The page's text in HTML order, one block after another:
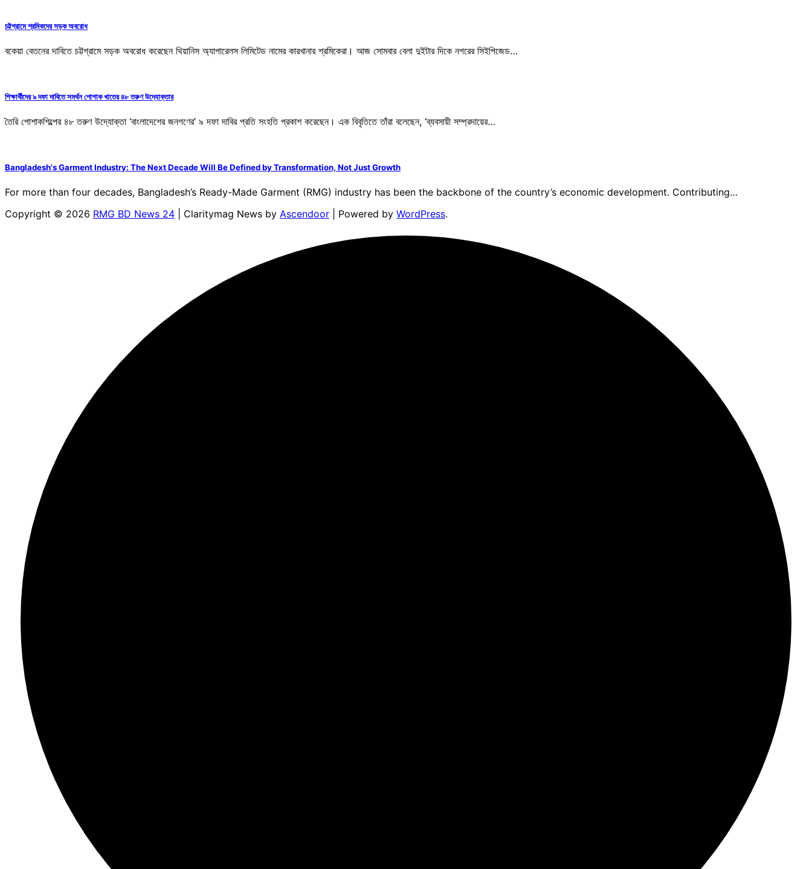
চট্টগ্রামে শ্রমিকদের সড়ক অবরোধ
বকেয়া বেতনের দাবিতে চট্টগ্রামে সড়ক অবরোধ করেছেন থিয়ানিস অ্যাপারেলস লিমিটেড নামের কারখানার শ্রমিকেরা। আজ সোমবার বেলা দুইটার দিকে নগরের সিইপিজেড…
শিক্ষার্থীদের ৯ দফা দাবিতে সমর্থন পোশাক খাতের ৪৮ তরুণ উদ্যোক্তার
তৈরি পোশাকশিল্পের ৪৮ তরুণ উদ্যোক্তা ‘বাংলাদেশের জনগণের’ ৯ দফা দাবির প্রতি সংহতি প্রকাশ করেছেন। এক বিবৃতিতে তাঁরা বলেছেন, ‘ব্যবসায়ী সম্প্রদায়ের…
Bangladesh's Garment Industry: The Next Decade Will Be Defined by Transformation, Not Just Growth
For more than four decades, Bangladesh’s Ready-Made Garment (RMG) industry has been the backbone of the country’s economic development. Contributing…
Copyright © 2026 RMG BD News 24 | Claritymag News by Ascendoor | Powered by WordPress.